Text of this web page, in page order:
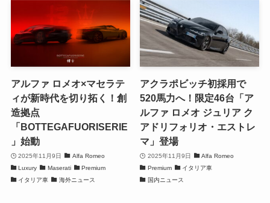
アルファ ロメオ×マセラテ
ィが新時代を切り拓く！創
造拠点
「BOTTEGAFUORISERIE
」始動
2025年11月9日
Alfa Romeo
Luxury
Maserati
Premium
イタリア車
海外ニュース
アクラポビッチ初採用で
520馬力へ！限定46台「ア
ルファ ロメオ ジュリア ク
アドリフォリオ・エストレ
マ」登場
2025年11月9日
Alfa Romeo
Premium
イタリア車
国内ニュース